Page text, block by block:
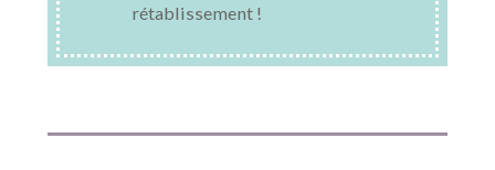
rétablissement !